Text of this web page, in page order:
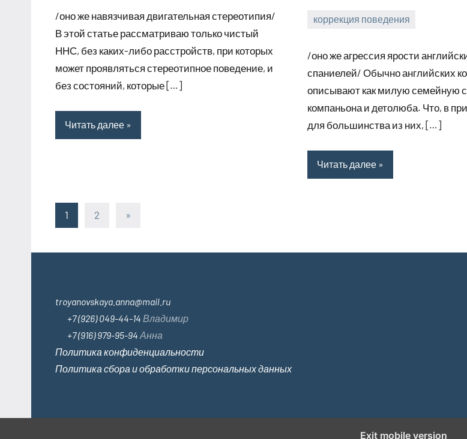
2026
/оно же навязчивая двигательная стереотипия/
В этой статье рассматриваю только чистый
ННС, без каких-либо расстройств, при которых
может проявляться стереотипное поведение, и
без состояний, которые […]
Читать далее
коррекция поведения
2026
Анна
/оно же агрессия ярости
спаниелей/ Обычно английских
описывают как милую семейную
компаньона и детолюба. Что, в
для большинства из них, […]
Читать далее
Пагинация
1 2
Следующие
»
troyanovskaya.anna@mail.ru
+7 (926) 049-44-14 Владимир
+7 (916) 979-95-94 Анна
Политика конфиденциальности
Политика сбора и обработки персональных данных
Exit mobile version